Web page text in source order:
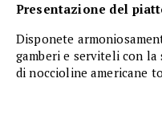
Presentazione del
Disponete
gamberi e serviteli con
di noccioline americane